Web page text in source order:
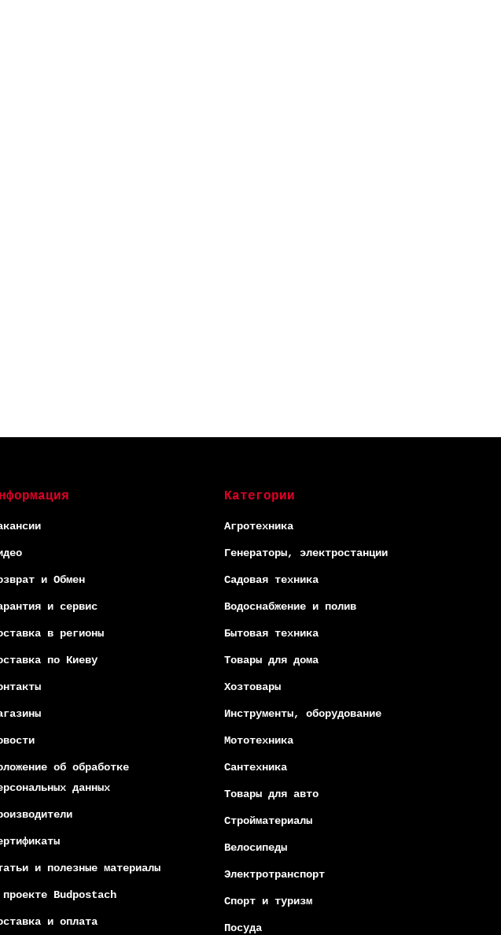
и Обмен
и сервис
в регионы
по Киеву
об обработке
данных
и полезные материалы
Budpostach
и оплата
Категории
Агротехника
Генераторы, электростанции
Садовая техника
Водоснабжение и полив
Бытовая техника
Товары для дома
Хозтовары
Инструменты, оборудование
Мототехника
Сантехника
Товары для авто
Стройматериалы
Велосипеды
Электротранспорт
Спорт и туризм
Посуда